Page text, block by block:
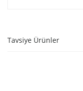
Tavsiye Ürünler